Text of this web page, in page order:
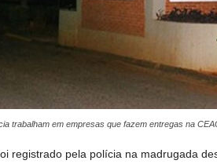
trabalham em empresas que fazem entregas na
registrado pela polícia na madrugada